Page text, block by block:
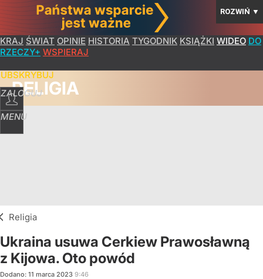
ROZWIŃ ▼
KRAJ ŚWIAT OPINIE HISTORIA TYGODNIK KSIĄŻKI WIDEO DO
RZECZY+ WSPIERAJ
ZALOGUJ
MENU
RELIGIA
Religia
Ukraina usuwa Cerkiew Prawosławną
z Kijowa. Oto powód
Dodano: 11 marca 2023 9:46